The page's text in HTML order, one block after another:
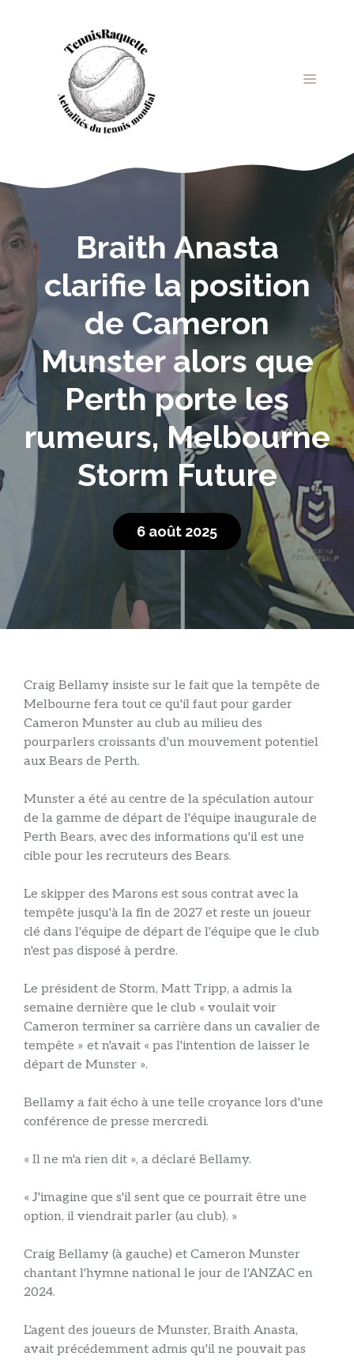
MENU
Braith Anasta
clarifie la position
de Cameron
Munster alors que
Perth porte les
rumeurs, Melbourne
Storm Future
6 août 2025
Craig Bellamy insiste sur le fait que la tempête de
Melbourne fera tout ce qu'il faut pour garder
Cameron Munster au club au milieu des
pourparlers croissants d'un mouvement potentiel
aux Bears de Perth.
Munster a été au centre de la spéculation autour
de la gamme de départ de l'équipe inaugurale de
Perth Bears, avec des informations qu'il est une
cible pour les recruteurs des Bears.
Le skipper des Marons est sous contrat avec la
tempête jusqu'à la fin de 2027 et reste un joueur
clé dans l'équipe de départ de l'équipe que le club
n'est pas disposé à perdre.
Le président de Storm, Matt Tripp, a admis la
semaine dernière que le club « voulait voir
Cameron terminer sa carrière dans un cavalier de
tempête » et n'avait « pas l'intention de laisser le
départ de Munster ».
Bellamy a fait écho à une telle croyance lors d'une
conférence de presse mercredi.
« Il ne m'a rien dit », a déclaré Bellamy.
« J'imagine que s'il sent que ce pourrait être une
option, il viendrait parler (au club). »
Craig Bellamy (à gauche) et Cameron Munster
chantant l'hymne national le jour de l'ANZAC en
2024.
L'agent des joueurs de Munster, Braith Anasta,
avait précédemment admis qu'il ne pouvait pas